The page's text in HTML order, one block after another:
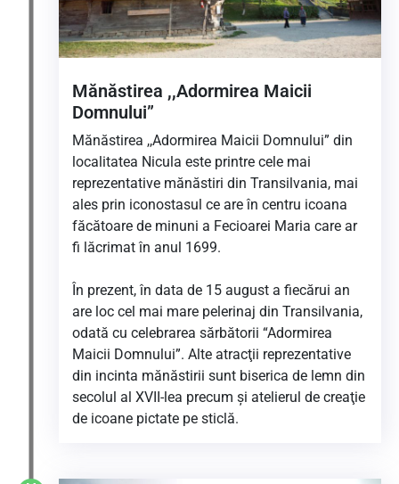
Mănăstirea ,,Adormirea Maicii
Domnului”
Mănăstirea ,,Adormirea Maicii Domnului” din
localitatea Nicula este printre cele mai
reprezentative mănăstiri din Transilvania, mai
ales prin iconostasul ce are în centru icoana
făcătoare de minuni a Fecioarei Maria care ar
fi lăcrimat în anul 1699.
În prezent, în data de 15 august a fiecărui an
are loc cel mai mare pelerinaj din Transilvania,
odată cu celebrarea sărbătorii “Adormirea
Maicii Domnului”. Alte atracţii reprezentative
din incinta mănăstirii sunt biserica de lemn din
secolul al XVII-lea precum şi atelierul de creaţie
de icoane pictate pe sticlă.